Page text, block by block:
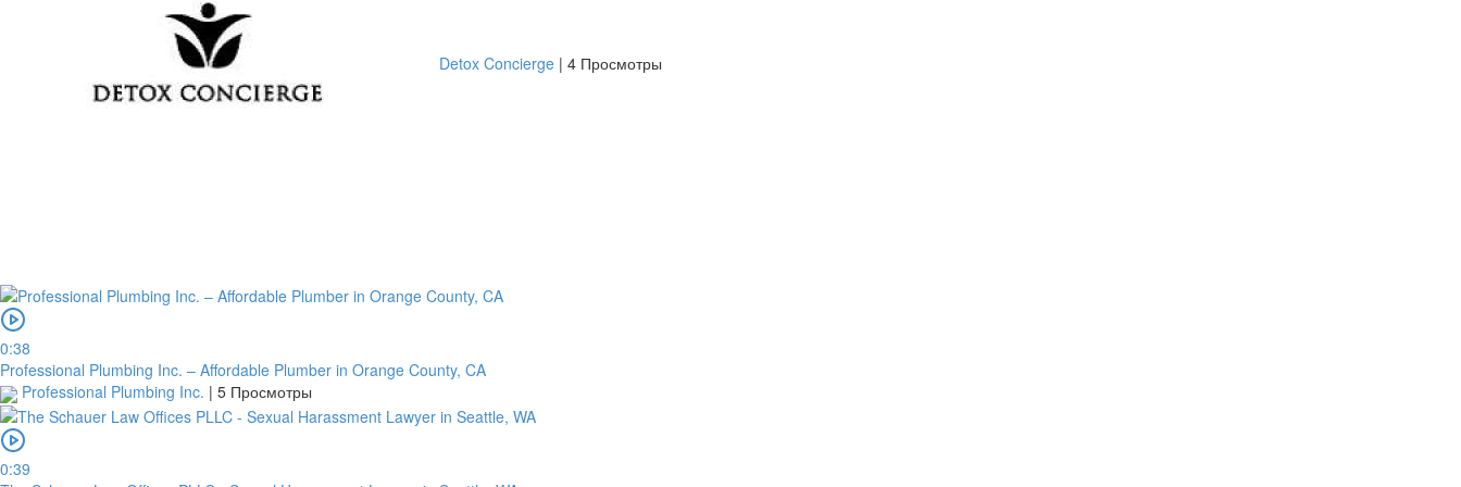
Detox Concierge | 4 Просмотры
0:38
Professional Plumbing Inc. – Affordable Plumber in Orange County, CA
Professional Plumbing Inc. | 5 Просмотры
0:39